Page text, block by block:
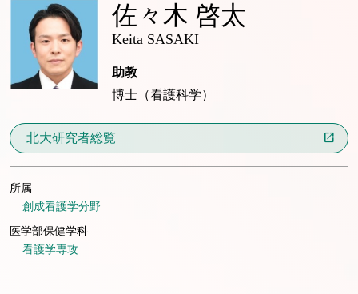
佐々木 啓太
Keita SASAKI
助教
博士（看護科学）
北大研究者総覧
所属
創成看護学分野
医学部保健学科
看護学専攻